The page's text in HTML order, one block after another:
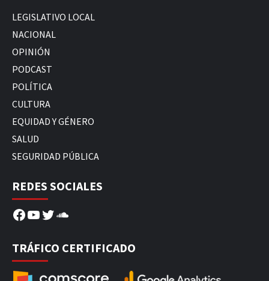
LEGISLATIVO LOCAL
NACIONAL
OPINIÓN
PODCAST
POLÍTICA
CULTURA
EQUIDAD Y GÉNERO
SALUD
SEGURIDAD PÚBLICA
REDES SOCIALES
Facebook
YouTube
Twitter
SoundCloud
TRÁFICO CERTIFICADO